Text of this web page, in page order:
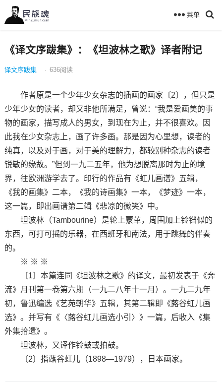
菜单
《译文序跋集》：《坦波林之歌》译者附记
译文序跋集 · 636阅读
作者原是一个少年少女杂志的插画的画家〔2〕，但只是
少年少女的读者，却又非他所满足，曾说：“我是爱画美的事
物的画家，描写成人的男女，到现在为止，并不很喜欢。因
此我在少女杂志上，画了许多画。那是因为心里想，读者的
纯真，以及对于画，对于美的理解力，都较别种杂志的读者
锐敏的缘故。”但到一九二五年，他为想脱离那时为止的境
界，往欧洲游学去了。印行的作品有《虹儿画谱》五辑，
《我的画集》二本，《我的诗画集》一本，《梦迹》一本，
这一篇，即出画谱第二辑《悲凉的微笑》中。
坦波林（Tambourine）是轮上蒙革，周围加上铃铛似的
东西，可打可摇的乐器，在西班牙和南法，用于跳舞的伴奏
的。
※ ※ ※
〔1〕本篇连同《坦波林之歌》的译文，最初发表于《奔
流》月刊第一卷第六期（一九二八年十一月）。一九二九年
初，鲁迅编选《艺苑朝华》五辑，其第二辑即《蕗谷虹儿画
选》。并写有《〈蕗谷虹儿画选小引〉》一篇，后收入《集
外集拾遗》。
坦波林，又译作铃鼓或拍鼓。
〔2〕指蕗谷虹儿（1898—1979），日本画家。